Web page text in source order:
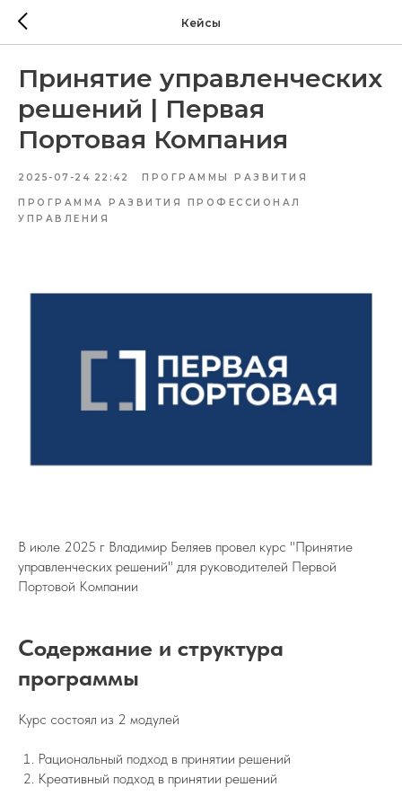
Кейсы
Принятие управленческих
решений | Первая
Портовая Компания
2025-07-24 22:42 ПРОГРАММЫ РАЗВИТИЯ
ПРОГРАММА РАЗВИТИЯ ПРОФЕССИОНАЛ
УПРАВЛЕНИЯ
В июле 2025 г Владимир Беляев провел курс "Принятие
управленческих решений" для руководителей Первой
Портовой Компании
Содержание и структура
программы
Курс состоял из 2 модулей
Рациональный подход в принятии решений
Креативный подход в принятии решений